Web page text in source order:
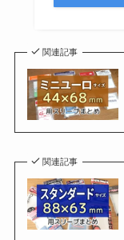
関連記事
関連記事